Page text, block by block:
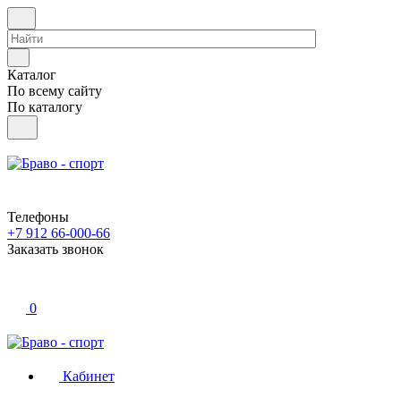
Каталог
По всему сайту
По каталогу
Телефоны
+7 912 66-000-66
Заказать звонок
0
Кабинет